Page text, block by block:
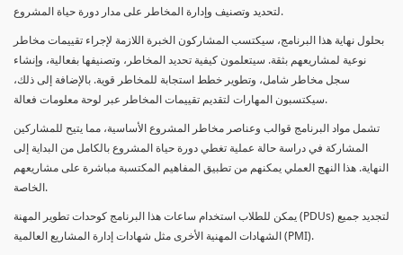
لتحديد وتصنيف وإدارة المخاطر على مدار دورة حياة المشروع.
بحلول نهاية هذا البرنامج، سيكتسب المشاركون الخبرة اللازمة لإجراء تقييمات مخاطر
نوعية لمشاريعهم بثقة. سيتعلمون كيفية تحديد المخاطر، وتصنيفها بفعالية، وإنشاء
سجل مخاطر شامل، وتطوير خطط استجابة للمخاطر قوية. بالإضافة إلى ذلك،
سيكتسبون المهارات لتقديم تقييمات المخاطر عبر لوحة معلومات فعالة.
تشمل مواد البرنامج قوالب وعناصر مخاطر المشروع الأساسية، مما يتيح للمشاركين
المشاركة في دراسة حالة عملية تغطي دورة حياة المشروع بالكامل من البداية إلى
النهاية. هذا النهج العملي يمكنهم من تطبيق المفاهيم المكتسبة مباشرة على مشاريعهم
الخاصة.
يمكن للطلاب استخدام ساعات هذا البرنامج كوحدات تطوير المهنة (PDUs) لتجديد جميع
الشهادات المهنية الأخرى مثل شهادات إدارة المشاريع العالمية (PMI).